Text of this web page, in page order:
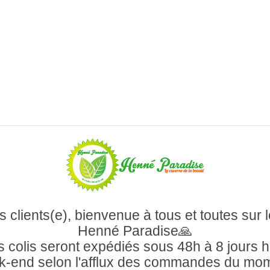
clients(e), bienvenue à tous et toutes sur
Henné Paradise🙏
colis seront expédiés sous 48h à 8 jours
end selon l'afflux des commandes du